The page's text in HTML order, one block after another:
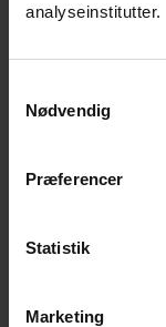
analyseinstitutter.
Nødvendig
Præferencer
Statistik
Marketing
DS/EN
Kontakt